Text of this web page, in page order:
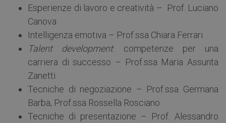
Esperienze di lavoro e creatività – Prof. Luciano
Canova
Intelligenza emotiva – Prof.ssa Chiara Ferrari
Talent development: competenze per una
carriera di successo – Prof.ssa Maria Assunta
Zanetti
Tecniche di negoziazione – Prof.ssa Germana
Barba, Prof.ssa Rossella Rosciano
Tecniche di presentazione – Prof. Alessandro